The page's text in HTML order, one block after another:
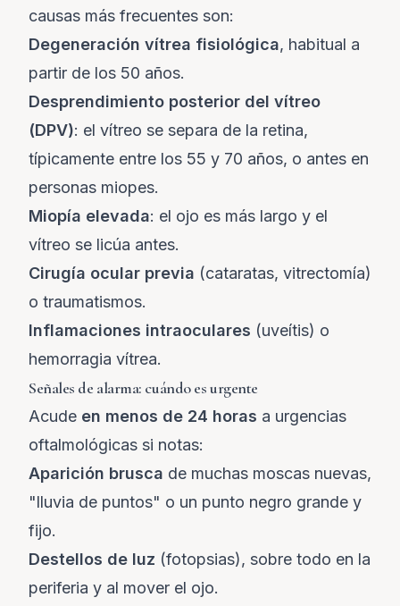
causas más frecuentes son:
Degeneración vítrea fisiológica, habitual a
partir de los 50 años.
Desprendimiento posterior del vítreo
(DPV): el vítreo se separa de la retina,
típicamente entre los 55 y 70 años, o antes en
personas miopes.
Miopía elevada: el ojo es más largo y el
vítreo se licúa antes.
Cirugía ocular previa (cataratas, vitrectomía)
o traumatismos.
Inflamaciones intraoculares (uveítis) o
hemorragia vítrea.
Señales de alarma: cuándo es urgente
Acude en menos de 24 horas a urgencias
oftalmológicas si notas:
Aparición brusca de muchas moscas nuevas,
"lluvia de puntos" o un punto negro grande y
fijo.
Destellos de luz (fotopsias), sobre todo en la
periferia y al mover el ojo.